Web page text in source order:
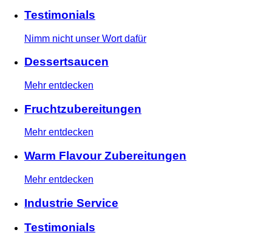
Testimonials
Nimm nicht unser Wort dafür
Dessertsaucen
Mehr entdecken
Fruchtzubereitungen
Mehr entdecken
Warm Flavour Zubereitungen
Mehr entdecken
Industrie Service
Testimonials